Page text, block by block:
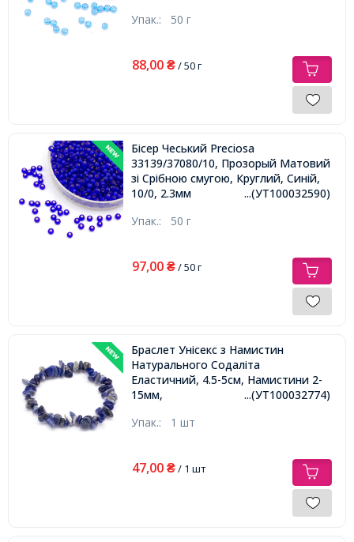
Упак.: 50 г
88,00 ₴/ 50 г
Бісер Чеський Preciosa
33139/37080/10, Прозорый Матовий
зі Срібною смугою, Круглий, Синій,
10/0, 2.3мм
...(УТ100032590)
Упак.: 50 г
97,00 ₴/ 50 г
Браслет Унісекс з Намистин
Натурального Содаліта
Еластичний, 4.5-5см, Намистини 2-
15мм,
...(УТ100032774)
Упак.: 1 шт
47,00 ₴/ 1 шт